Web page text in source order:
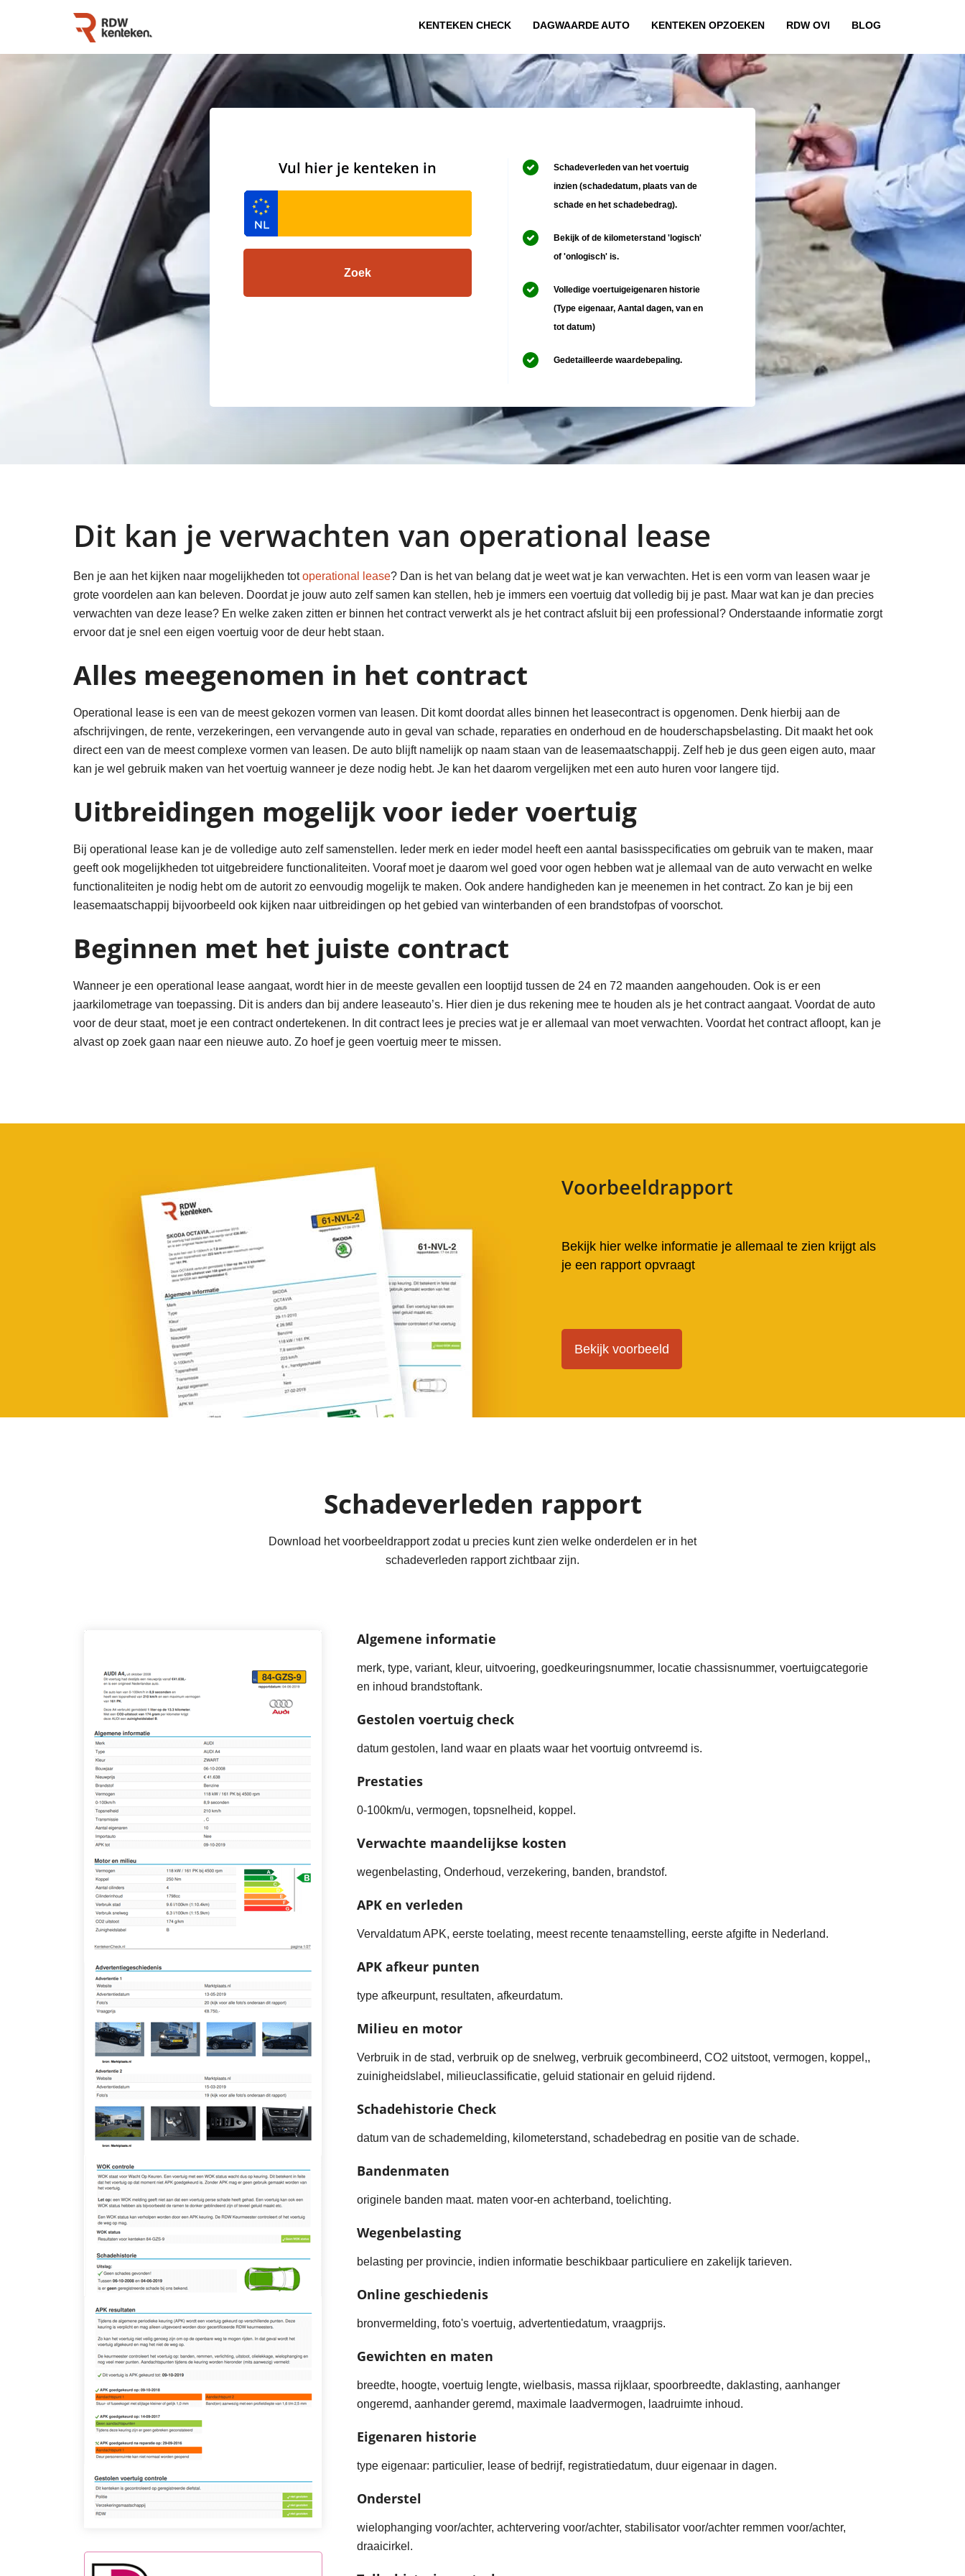
KENTEKEN CHECK DAGWAARDE AUTO KENTEKEN OPZOEKEN RDW OVI BLOG
Vul hier je kenteken in
Schadeverleden van het voertuig
inzien (schadedatum, plaats van de
schade en het schadebedrag).
Bekijk of de kilometerstand 'logisch'
of 'onlogisch' is.
Volledige voertuigeigenaren historie
(Type eigenaar, Aantal dagen, van en
tot datum)
Gedetailleerde waardebepaling.
Dit kan je verwachten van operational lease
Ben je aan het kijken naar mogelijkheden totoperational lease? Dan is het van belang dat je weet wat je kan verwachten. Het is een vorm van leasen waar je
grote voordelen aan kan beleven. Doordat je jouw auto zelf samen kan stellen, heb je immers een voertuig dat volledig bij je past. Maar wat kan je dan precies
verwachten van deze lease? En welke zaken zitten er binnen het contract verwerkt als je het contract afsluit bij een professional? Onderstaande informatie zorgt
ervoor dat je snel een eigen voertuig voor de deur hebt staan.
Alles meegenomen in het contract
Operational lease is een van de meest gekozen vormen van leasen. Dit komt doordat alles binnen het leasecontract is opgenomen. Denk hierbij aan de
afschrijvingen, de rente, verzekeringen, een vervangende auto in geval van schade, reparaties en onderhoud en de houderschapsbelasting. Dit maakt het ook
direct een van de meest complexe vormen van leasen. De auto blijft namelijk op naam staan van de leasemaatschappij. Zelf heb je dus geen eigen auto, maar
kan je wel gebruik maken van het voertuig wanneer je deze nodig hebt. Je kan het daarom vergelijken met een auto huren voor langere tijd.
Uitbreidingen mogelijk voor ieder voertuig
Bij operational lease kan je de volledige auto zelf samenstellen. Ieder merk en ieder model heeft een aantal basisspecificaties om gebruik van te maken, maar
geeft ook mogelijkheden tot uitgebreidere functionaliteiten. Vooraf moet je daarom wel goed voor ogen hebben wat je allemaal van de auto verwacht en welke
functionaliteiten je nodig hebt om de autorit zo eenvoudig mogelijk te maken. Ook andere handigheden kan je meenemen in het contract. Zo kan je bij een
leasemaatschappij bijvoorbeeld ook kijken naar uitbreidingen op het gebied van winterbanden of een brandstofpas of voorschot.
Beginnen met het juiste contract
Wanneer je een operational lease aangaat, wordt hier in de meeste gevallen een looptijd tussen de 24 en 72 maanden aangehouden. Ook is er een
jaarkilometrage van toepassing. Dit is anders dan bij andere leaseauto’s. Hier dien je dus rekening mee te houden als je het contract aangaat. Voordat de auto
voor de deur staat, moet je een contract ondertekenen. In dit contract lees je precies wat je er allemaal van moet verwachten. Voordat het contract afloopt, kan je
alvast op zoek gaan naar een nieuwe auto. Zo hoef je geen voertuig meer te missen.
Voorbeeldrapport
Bekijk hier welke informatie je allemaal te zien krijgt als
je een rapport opvraagt
Bekijk voorbeeld
Schadeverleden rapport
Download het voorbeeldrapport zodat u precies kunt zien welke onderdelen er in het
schadeverleden rapport zichtbaar zijn.
Algemene informatie
merk, type, variant, kleur, uitvoering, goedkeuringsnummer, locatie chassisnummer, voertuigcategorie
en inhoud brandstoftank.
Gestolen voertuig check
datum gestolen, land waar en plaats waar het voortuig ontvreemd is.
Prestaties
0-100km/u, vermogen, topsnelheid, koppel.
Verwachte maandelijkse kosten
wegenbelasting, Onderhoud, verzekering, banden, brandstof.
APK en verleden
Vervaldatum APK, eerste toelating, meest recente tenaamstelling, eerste afgifte in Nederland.
APK afkeur punten
type afkeurpunt, resultaten, afkeurdatum.
Milieu en motor
Verbruik in de stad, verbruik op de snelweg, verbruik gecombineerd, CO2 uitstoot, vermogen, koppel,,
zuinigheidslabel, milieuclassificatie, geluid stationair en geluid rijdend.
Schadehistorie Check
datum van de schademelding, kilometerstand, schadebedrag en positie van de schade.
Bandenmaten
originele banden maat. maten voor-en achterband, toelichting.
Wegenbelasting
belasting per provincie, indien informatie beschikbaar particuliere en zakelijk tarieven.
Online geschiedenis
bronvermelding, foto's voertuig, advertentiedatum, vraagprijs.
Gewichten en maten
breedte, hoogte, voertuig lengte, wielbasis, massa rijklaar, spoorbreedte, daklasting, aanhanger
ongeremd, aanhander geremd, maximale laadvermogen, laadruimte inhoud.
Eigenaren historie
type eigenaar: particulier, lease of bedrijf, registratiedatum, duur eigenaar in dagen.
Onderstel
wielophanging voor/achter, achtervering voor/achter, stabilisator voor/achter remmen voor/achter,
draaicirkel.